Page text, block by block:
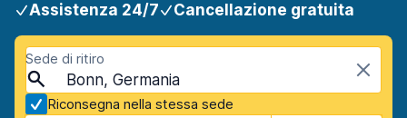
Assistenza 24/7 Cancellazione gratuita
Sede di ritiro
Bonn, Germania
Riconsegna nella stessa sede